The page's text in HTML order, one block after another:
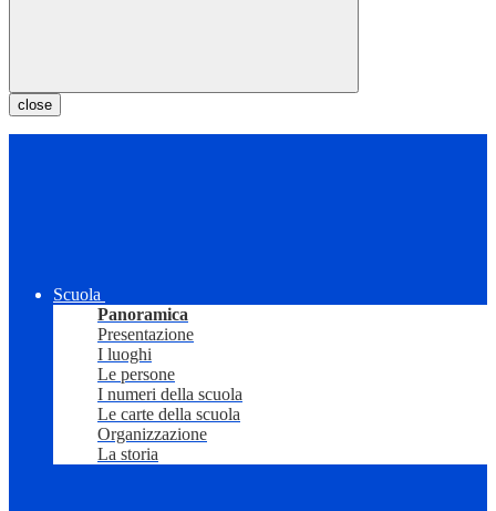
close
Scuola
Panoramica
Presentazione
I luoghi
Le persone
I numeri della scuola
Le carte della scuola
Organizzazione
La storia